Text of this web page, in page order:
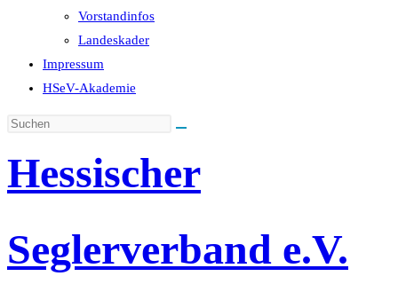
Vorstandinfos
Landeskader
Impressum
HSeV-Akademie
Hessischer
Seglerverband e.V.